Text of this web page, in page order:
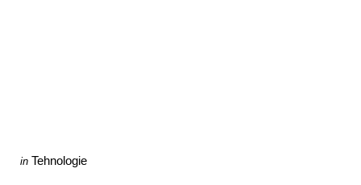
Categories
Posted
in Tehnologie